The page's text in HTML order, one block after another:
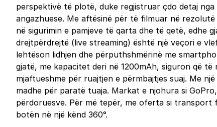
perspektivë të plotë, duke regjistruar çdo detaj
angazhuese. Me aftësinë për të filmuar në
në sigurimin e pamjeve të qarta dhe të qetë, edhe
drejtpërdrejtë (live streaming) është një veçori e
lehtëson lidhjen dhe përputhshmërinë me
gjatë, me kapacitet deri në 1200mAh, siguron që
mjaftueshme për ruajtjen e përmbajtjes suaj. Me
madhe për paratë tuaja. Markat e njohura si
përdoruesve. Për më tepër, me oferta si transport
botën në një kënd 360°.